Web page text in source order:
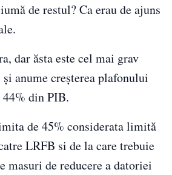
de restul? Ca erau de ajuns
dar ăsta este cel mai grav
anume creșterea plafonului
din PIB.
de 45% considerata limită
LRFB si de la care trebuie
masuri de reducere a datoriei